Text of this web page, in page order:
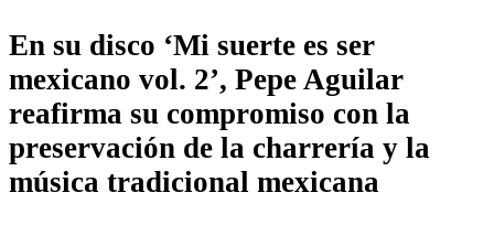
En su disco ‘Mi suerte es ser
mexicano vol. 2’, Pepe Aguilar
reafirma su compromiso con la
preservación de la charrería y la
música tradicional mexicana